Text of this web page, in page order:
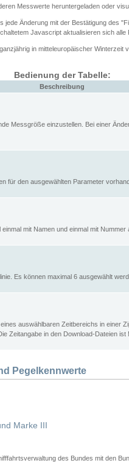
Messwerte heruntergeladen oder
Änderung mit der Bestätigung des
Javascript aktualisieren sich alle
in mitteleuropäischer Winterzeit
Bedienung der Tabelle:
Beschreibung
Messgröße einzustellen. Bei einer
für den ausgewählten Parameter
mit Namen und einmal mit Nummer
Es können maximal 6 ausgewählt
auswählbaren Zeitbereichs in einer
Zeitangabe in den Download-Dateien ist
Pegelkennwerte
Marke III
des Bundes mit den